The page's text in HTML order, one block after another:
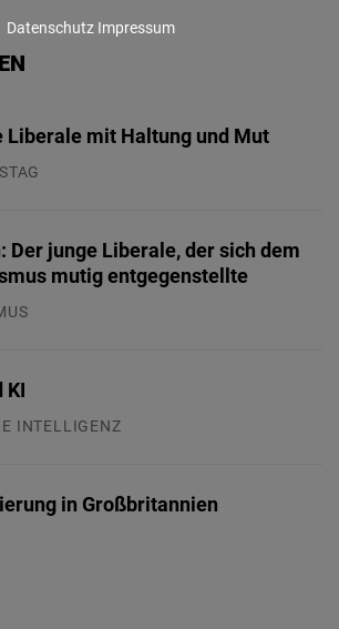
Liberale mit Haltung und Mut
Der junge Liberale, der sich dem
mutig entgegenstellte
KI
INTELLIGENZ
in Großbritannien
Datenschutz Impressum